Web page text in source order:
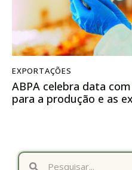
EXPORTAÇÕES
ABPA celebra data
para a produção e as